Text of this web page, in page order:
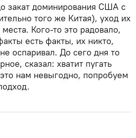
закат доминирования США с
того же Китая), уход их
Кого-то это радовало,
есть факты, их никто,
оспаривал. До сего дня то
сказал: хватит пугать
нам невыгодно, попробуем